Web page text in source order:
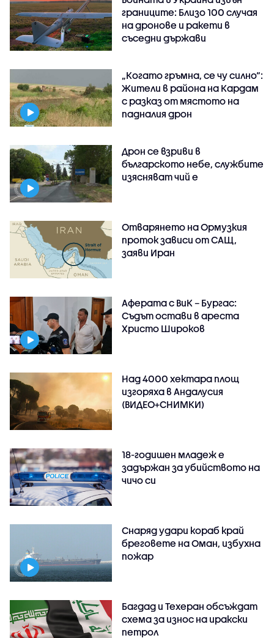
границите: Близо 100 случая
на дронове и ракети в
съседни държави
„Когато гръмна, се чу силно“:
Жители в района на Кардам
с разказ от мястото на
падналия дрон
Дрон се взриви в
българското небе, службите
изясняват чий е
Отварянето на Ормузкия
проток зависи от САЩ,
заяви Иран
Аферата с ВиК – Бургас:
Съдът остави в ареста
Христо Широков
Над 4000 хектара площ
изгоряха в Андалусия
(ВИДЕО+СНИМКИ)
18-годишен младеж е
задържан за убийството на
чичо си
Снаряд удари кораб край
бреговете на Оман, избухна
пожар
Багдад и Техеран обсъждат
схема за износ на иракски
петрол